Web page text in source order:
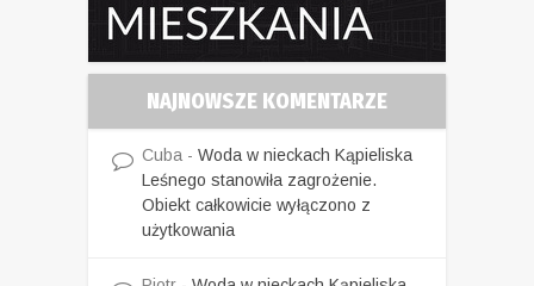
NAJNOWSZE KOMENTARZE
Cuba - Woda w nieckach Kąpieliska
Leśnego stanowiła zagrożenie.
Obiekt całkowicie wyłączono z
użytkowania